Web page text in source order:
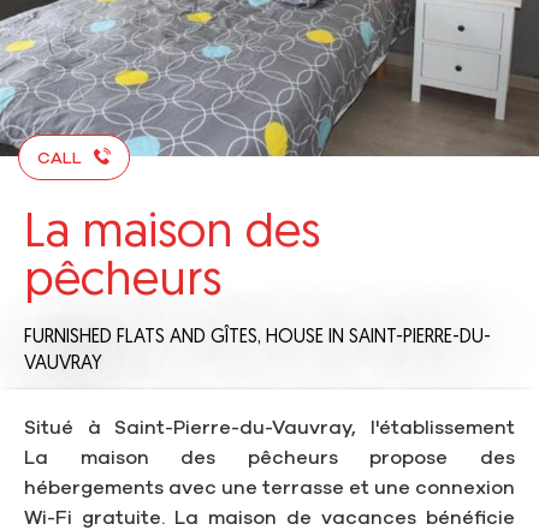
CALL
La maison des
pêcheurs
FURNISHED FLATS AND GÎTES, HOUSE IN SAINT-PIERRE-DU-
VAUVRAY
Situé à Saint-Pierre-du-Vauvray, l'établissement
La maison des pêcheurs propose des
hébergements avec une terrasse et une connexion
Wi-Fi gratuite. La maison de vacances bénéficie